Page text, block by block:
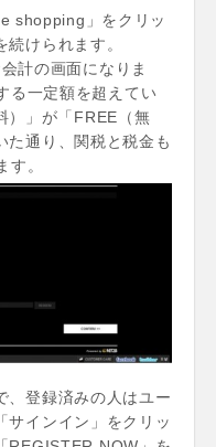
shopping」をクリッ
けられます。
計の画面になりま
る一定額を超えてい
）」が「FREE（無
た通り、関税と税金も
す。
、登録済みの人はユー
サインイン」をクリッ